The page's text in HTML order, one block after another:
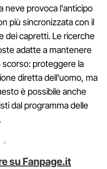
neve provoca l'anticipo
più sincronizzata con il
dei capretti. Le ricerche
adatte a mantenere
proteggere la
diretta dell'uomo, ma
è possibile anche
dal programma delle
su Fanpage.it